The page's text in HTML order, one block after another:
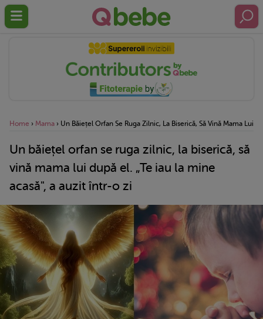
Home › Mama › Un Băiețel Orfan Se Ruga Zilnic, La Biserică, Să Vină Mama Lui
Un băiețel orfan se ruga zilnic, la biserică, să
vină mama lui după el. „Te iau la mine
acasă", a auzit într-o zi